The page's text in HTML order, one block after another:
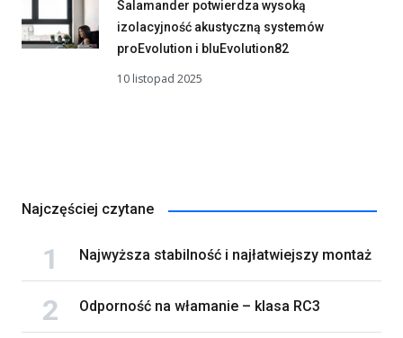
Salamander potwierdza wysoką
izolacyjność akustyczną systemów
proEvolution i bluEvolution82
10 listopad 2025
Najczęściej czytane
Najwyższa stabilność i najłatwiejszy montaż
Odporność na włamanie – klasa RC3